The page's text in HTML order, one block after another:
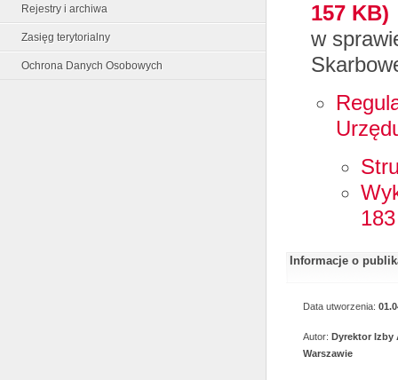
Rejestry i archiwa
Zasięg terytorialny
Ochrona Danych Osobowych
157 KB)
w
Informacje o
Data utworzenia:
Autor: Dyrektor Izby
Warszawie